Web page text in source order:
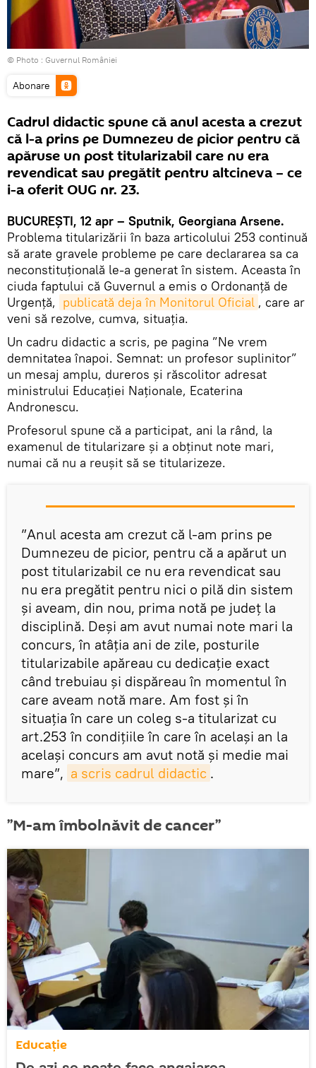
© Photo : Guvernul României
Abonare
Cadrul didactic spune că anul acesta a crezut
că l-a prins pe Dumnezeu de picior pentru că
apăruse un post titularizabil care nu era
revendicat sau pregătit pentru altcineva – ce
i-a oferit OUG nr. 23.
BUCUREȘTI, 12 apr – Sputnik, Georgiana Arsene.
Problema titularizării în baza articolului 253 continuă
să arate gravele probleme pe care declararea sa ca
neconstituțională le-a generat în sistem. Aceasta în
ciuda faptului că Guvernul a emis o Ordonanță de
Urgență, publicată deja în Monitorul Oficial , care ar
veni să rezolve, cumva, situația.
Un cadru didactic a scris, pe pagina ”Ne vrem
demnitatea înapoi. Semnat: un profesor suplinitor”
un mesaj amplu, dureros și răscolitor adresat
ministrului Educației Naționale, Ecaterina
Andronescu.
Profesorul spune că a participat, ani la rând, la
examenul de titularizare și a obținut note mari,
numai că nu a reușit să se titularizeze.
”Anul acesta am crezut că l-am prins pe
Dumnezeu de picior, pentru că a apărut un
post titularizabil ce nu era revendicat sau
nu era pregătit pentru nici o pilă din sistem
și aveam, din nou, prima notă pe județ la
disciplină. Deși am avut numai note mari la
concurs, în atâția ani de zile, posturile
titularizabile apăreau cu dedicație exact
când trebuiau și dispăreau în momentul în
care aveam notă mare. Am fost și în
situația în care un coleg s-a titularizat cu
art.253 în condițiile în care în același an la
același concurs am avut notă și medie mai
mare”, a scris cadrul didactic .
”M-am îmbolnăvit de cancer”
Educație